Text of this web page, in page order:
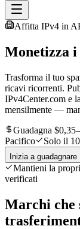
Affitta IPv4 in
Monetizza i
Trasforma il tuo
ricavi ricorrenti.
IPv4Center.com e
mensilmente —
Guadagna
Pacifico
Solo il
Inizia a guadagnare
Mantieni la
verificati
Marchi che